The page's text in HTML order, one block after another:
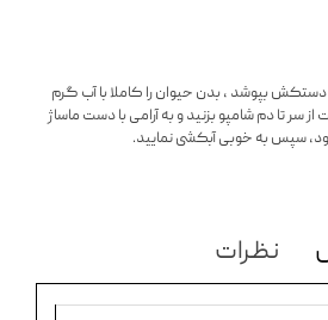
بپوشد ، بدن حیوان را کاملا با آب گرم
تا دم شامپو بزنید و به آرامی با دست ماساژ
سپس به خوبی آبکشی نمایید.
نظرات